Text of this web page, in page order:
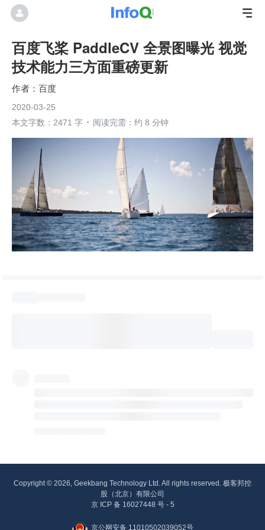
百度飞桨 PaddleCV 全景图曝光 视觉
技术能力三方面重磅更新
百度
2020-03-25
本文字数：2471 字
阅读完需：约 8 分钟
Copyright © 2026, Geekbang Technology Ltd. All rights reserved. 极客邦控
股（北京）有限公司
京 ICP 备 16027448 号 - 5
京公网安备 11010502039052号